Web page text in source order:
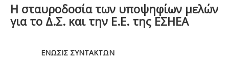
Η σταυροδοσία των υποψηφίων μελών
για το Δ.Σ. και την Ε.Ε. της ΕΣΗΕΑ
ENΩΣΙΣ ΣΥΝΤΑΚΤΩΝ